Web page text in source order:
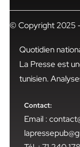
© Copyright 2025
Quotidien
La Presse est
tunisien.
Contact:
Email :